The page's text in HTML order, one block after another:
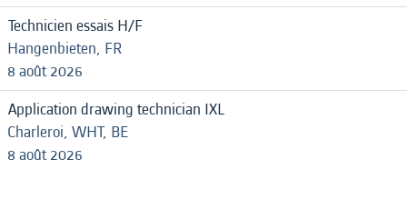
Technicien essais H/F
Hangenbieten, FR
8 août 2026
Application drawing technician IXL
Charleroi, WHT, BE
8 août 2026